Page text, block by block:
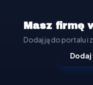
Masz firmę
Dodaj ją do portalu i
Dodaj